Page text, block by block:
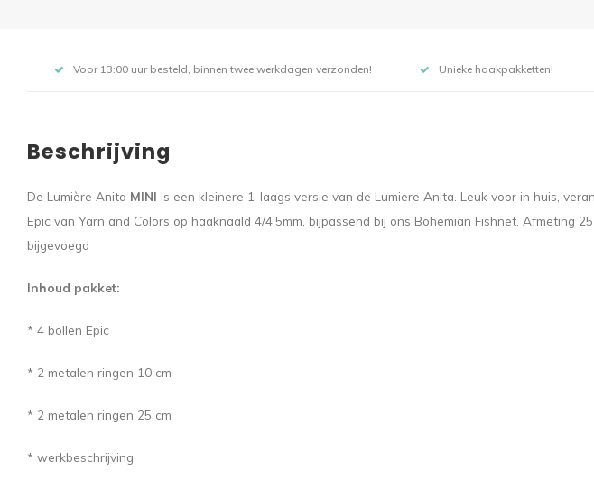
Voor 13:00 uur besteld, binnen twee werkdagen verzonden! Unieke haakpakketten!
Beschrijving
De Lumière Anita MINI is een kleinere 1-laags versie van de Lumiere Anita. Leuk voor in huis,
Epic van Yarn and Colors op haaknaald 4/4.5mm, bijpassend bij ons Bohemian Fishnet.
bijgevoegd
Inhoud pakket:
* 4 bollen Epic
* 2 metalen ringen 10 cm
* 2 metalen ringen 25 cm
* werkbeschrijving